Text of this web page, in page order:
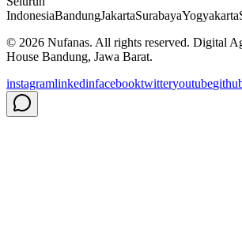
IndonesiaBandungJakartaSurabayaYogyakarta
© 2026 Nufanas. All rights reserved. Digital
House Bandung, Jawa Barat.
instagramlinkedinfacebooktwitteryoutube